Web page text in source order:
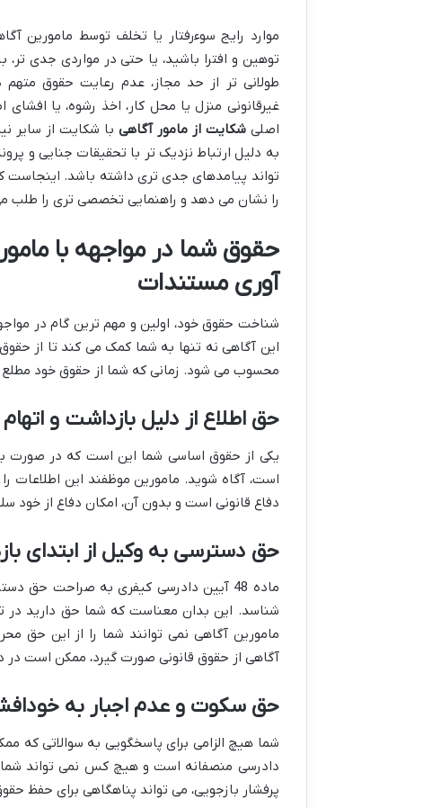
موارد رایج سوءرفتار یا تخلف توسط مامورین
توهین و افترا باشید، یا حتی در مواردی جدی
طولانی تر از حد مجاز، عدم رعایت حقوق
غیرقانونی منزل یا محل کار، اخذ رشوه، یا
اصلیشکایت از مامور آگاهی با شکایت از سایر
به دلیل ارتباط نزدیک تر با تحقیقات جنایی و
تواند پیامدهای جدی تری داشته باشد. اینجاست
را نشان می دهد و راهنمایی تخصصی تری را طلب
حقوق شما در مواجهه با
آوری مستندات
شناخت حقوق خود، اولین و مهم ترین گام در
این آگاهی نه تنها به شما کمک می کند تا از
محسوب می شود. زمانی که شما از حقوق خود مطلع
حق اطلاع از دلیل بازداشت و اتهام
یکی از حقوق اساسی شما این است که در صورت
است، آگاه شوید. مامورین موظفند این اطلاعات
دفاع قانونی است و بدون آن، امکان دفاع از خود
حق دسترسی به وکیل از ابتدای بازداشت (ماده 48
ماده 48 آیین دادرسی کیفری به صراحت
شناسد. این بدان معناست که شما حق دارید در
مامورین آگاهی نمی توانند شما را از این حق
آگاهی از حقوق قانونی صورت گیرد، ممکن است در
حق سکوت و عدم اجبار به
شما هیچ الزامی برای پاسخگویی به سوالاتی که
دادرسی منصفانه است و هیچ کس نمی تواند شما
پرفشار بازجویی، می تواند پناهگاهی برای حفظ